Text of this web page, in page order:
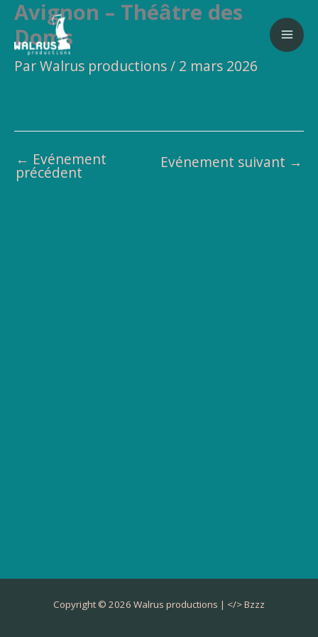
Aller
contenu
Avignon – Théâtre des
Doms
ParWalrus productions/ 2 mars 2026
← Evénement
précédent
Evénement suivant →
Copyright © 2026 Walrus productions | </>Bzzz